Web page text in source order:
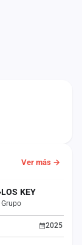
Ver más →
LOS KEY
Grupo
2025